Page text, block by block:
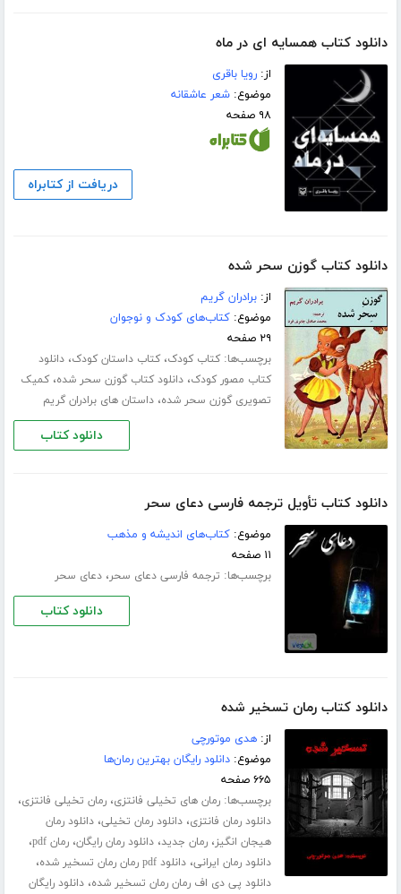
دانلود کتاب همسایه ای در ماه
از:رویا باقری
موضوع:شعر عاشقانه
۹۸ صفحه
دریافت از کتابراه
دانلود کتاب گوزن سحر شده
از:برادران گریم
موضوع:کتاب‌های کودک و نوجوان
۲۹ صفحه
برچسب‌ها:کتاب کودک،کتاب داستان کودک،دانلود
کتاب مصور کودک،دانلود کتاب گوزن سحر شده،کمیک
تصویری گوزن سحر شده،داستان های برادران گریم
دانلود کتاب
دانلود کتاب تأویل ترجمه فارسی دعای سحر
موضوع:کتاب‌های اندیشه و مذهب
۱۱ صفحه
برچسب‌ها: ترجمه فارسی دعای سحر،دعای سحر
دانلود کتاب
دانلود کتاب رمان تسخیر شده
از:هدی موتورچی
موضوع:دانلود رایگان بهترین رمان‌ها
۶۶۵ صفحه
برچسب‌ها:رمان های تخیلی فانتزی،رمان تخیلی فانتزی،
دانلود رمان فانتزی،دانلود رمان تخیلی،دانلود رمان
هیجان انگیز،رمان جدید،دانلود رمان رایگان،رمان pdf ،
دانلود رمان ایرانی،دانلود pdf رمان رمان تسخیر شده ،
دانلود پی دی اف رمان رمان تسخیر شده،دانلود رایگان